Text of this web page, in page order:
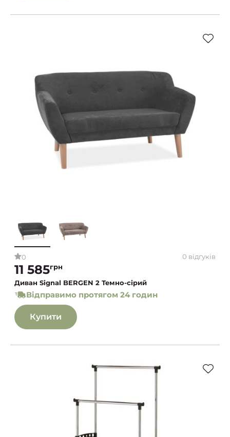
0 0 відгуків
11 585грн
Диван Signal BERGEN 2 Темно-сірий
Відправимо протягом 24 годин
Купити